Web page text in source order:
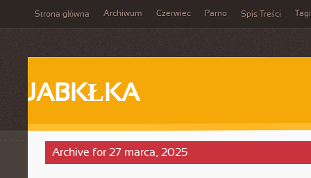
Strona główna Archiwum Czerwiec Parno Spis Treści Tagi
JABKŁKA
Archive for 27 marca, 2025